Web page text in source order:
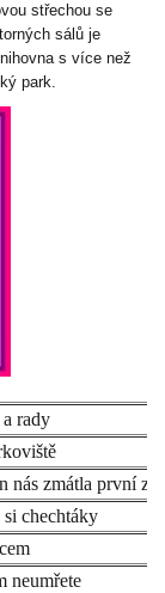
střechou se
sálů je
s více než
park.
rady
nás zmátla první
chechtáky
neumřete